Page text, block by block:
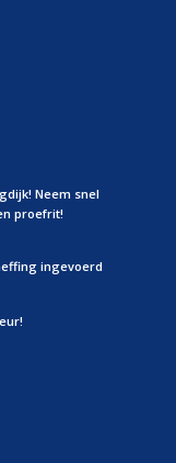
Neem snel
proefrit!
ingevoerd